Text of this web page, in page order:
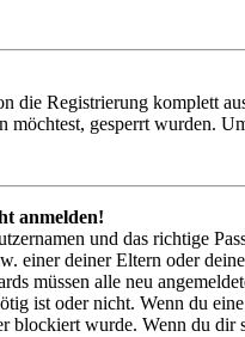
die Registrierung komplett
möchtest, gesperrt wurden.
anmelden!
und das richtige
einer deiner Eltern oder
müssen alle neu
ist oder nicht. Wenn du
blockiert wurde. Wenn du